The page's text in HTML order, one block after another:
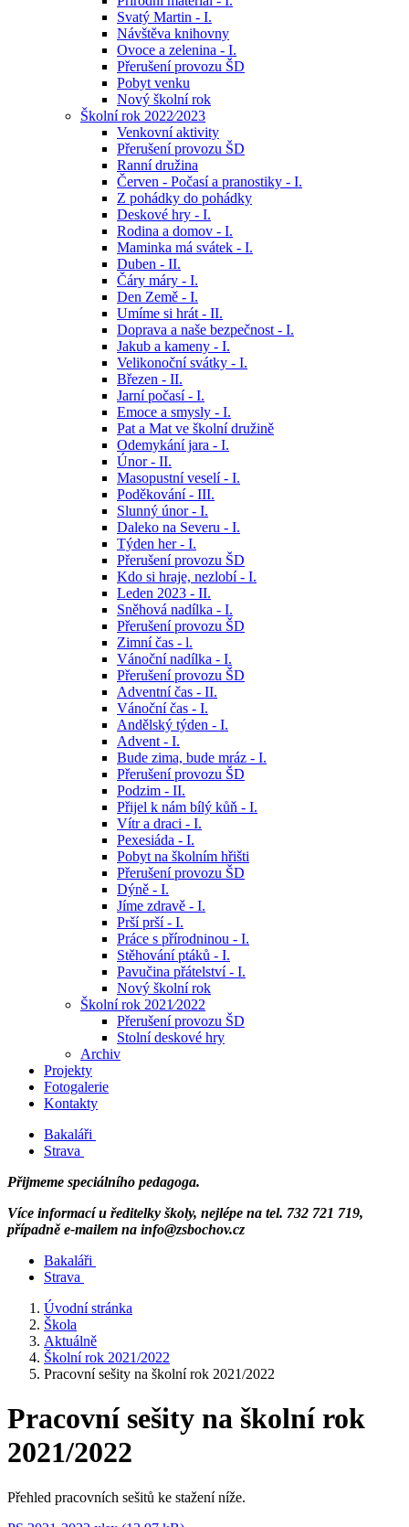
Svatý Martin - I.
Návštěva knihovny
Ovoce a zelenina - I.
Přerušení provozu ŠD
Pobyt venku
Nový školní rok
Školní rok 2022⁄2023
Venkovní aktivity
Přerušení provozu ŠD
Ranní družina
Červen - Počasí a pranostiky - I.
Z pohádky do pohádky
Deskové hry - I.
Rodina a domov - I.
Maminka má svátek - I.
Duben - II.
Čáry máry - I.
Den Země - I.
Umíme si hrát - II.
Doprava a naše bezpečnost - I.
Jakub a kameny - I.
Velikonoční svátky - I.
Březen - II.
Jarní počasí - I.
Emoce a smysly - I.
Pat a Mat ve školní družině
Odemykání jara - I.
Únor - II.
Masopustní veselí - I.
Poděkování - III.
Slunný únor - I.
Daleko na Severu - I.
Týden her - I.
Přerušení provozu ŠD
Kdo si hraje, nezlobí - I.
Leden 2023 - II.
Sněhová nadílka - I.
Přerušení provozu ŠD
Zimní čas - l.
Vánoční nadílka - I.
Přerušení provozu ŠD
Adventní čas - II.
Vánoční čas - I.
Andělský týden - I.
Advent - I.
Bude zima, bude mráz - I.
Přerušení provozu ŠD
Podzim - II.
Přijel k nám bílý kůň - I.
Vítr a draci - I.
Pexesiáda - I.
Pobyt na školním hřišti
Přerušení provozu ŠD
Dýně - I.
Jíme zdravě - I.
Prší prší - I.
Práce s přírodninou - I.
Stěhování ptáků - I.
Pavučina přátelství - I.
Nový školní rok
Školní rok 2021⁄2022
Přerušení provozu ŠD
Stolní deskové hry
Archiv
Projekty
Fotogalerie
Kontakty
Bakaláři
Strava
Přijmeme speciálního pedagoga.
Více informací u ředitelky školy, nejlépe na tel. 732 721 719,
případně e-mailem na info@zsbochov.cz
Bakaláři
Strava
Úvodní stránka
Škola
Aktuálně
Školní rok 2021/2022
Pracovní sešity na školní rok 2021/2022
Pracovní sešity na školní rok
2021/2022
Přehled pracovních sešitů ke stažení níže.